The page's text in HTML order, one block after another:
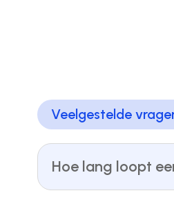
Veelgestelde
Hoe lang loopt